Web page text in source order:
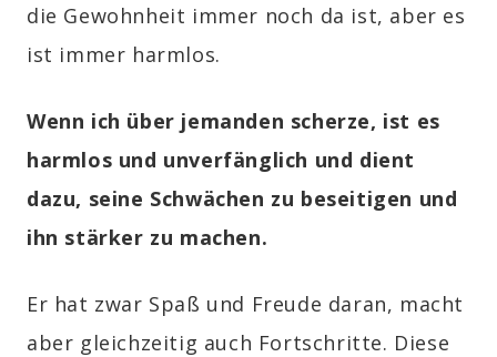
die Gewohnheit immer noch da ist, aber es
ist immer harmlos.
Wenn ich über jemanden scherze, ist es
harmlos und unverfänglich und dient
dazu, seine Schwächen zu beseitigen und
ihn stärker zu machen.
Er hat zwar Spaß und Freude daran, macht
aber gleichzeitig auch Fortschritte. Diese